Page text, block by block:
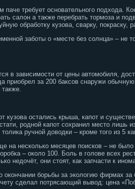
паче требует основательного подхода.
салон а также перебрать тормоза и
обработку кузова, сварку, покраску,
заботы о «месте без солнца» – не
в зависимости от цены автомобиля,
приобрел за 200 баксов снаружи
также.
кузова остались крыша, капот и
родной капот сохранил место лишь
ручной доводки – кроме того из 5
на несколько месяцев поисков – не
– около 100. Боль в голове всех
недочёт, они стоят, как запчасти к
окончании борьбы за экологию фирмах
сделал потрясающий вывод: цена